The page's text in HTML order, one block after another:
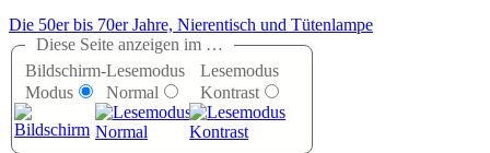
Die 50er bis 70er Jahre, Nierentisch und Tütenlampe
Diese Seite anzeigen im …
Bildschirm-
Modus
Lesemodus
Normal
Lesemodus
Kontrast